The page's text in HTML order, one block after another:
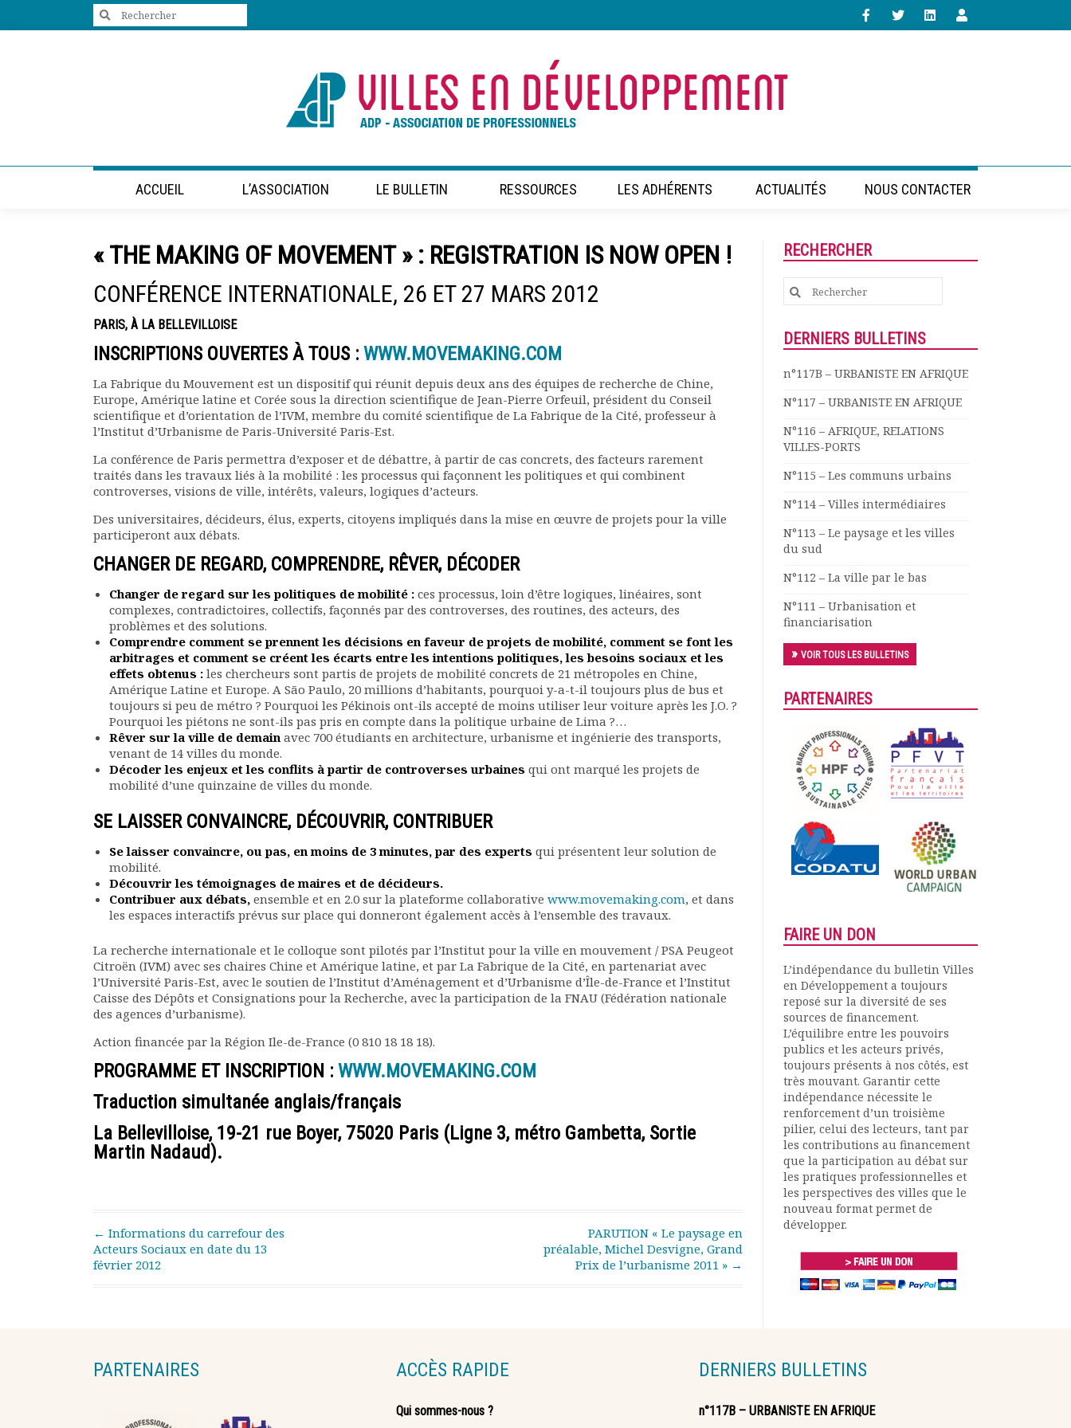
Vie de l’association
Assemblées générales
Comptes rendus mensuels
Rapports financiers
Nous rejoindre
Comité de rédaction
Bulletins Villes en
Dîners débats
Journées d’études
Concours vidéo
Publications et rapports
Search
ACCUEIL L’ASSOCIATION LE BULLETIN RESSOURCES LES ADHÉRENTS ACTUALITÉS NOUS CONTACTER
« THE MAKING OF MOVEMENT » : REGISTRATION IS NOW OPEN !
CONFÉRENCE INTERNATIONALE, 26 ET 27 MARS 2012
PARIS, À LA BELLEVILLOISE
INSCRIPTIONS OUVERTES À TOUS : WWW.MOVEMAKING.COM
La Fabrique du Mouvement est un dispositif qui réunit depuis deux ans des équipes de recherche de Chine,
Europe, Amérique latine et Corée sous la direction scientifique de Jean-Pierre Orfeuil, président du Conseil
scientifique et d’orientation de l’IVM, membre du comité scientifique de La Fabrique de la Cité, professeur à
l’Institut d’Urbanisme de Paris-Université Paris-Est.
La conférence de Paris permettra d’exposer et de débattre, à partir de cas concrets, des facteurs rarement
traités dans les travaux liés à la mobilité : les processus qui façonnent les politiques et qui combinent
controverses, visions de ville, intérêts, valeurs, logiques d’acteurs.
Des universitaires, décideurs, élus, experts, citoyens impliqués dans la mise en œuvre de projets pour la ville
participeront aux débats.
CHANGER DE REGARD, COMPRENDRE, RÊVER, DÉCODER
Changer de regard sur les politiques de mobilité : ces processus, loin d’être logiques, linéaires, sont
complexes, contradictoires, collectifs, façonnés par des controverses, des routines, des acteurs, des
problèmes et des solutions.
Comprendre comment se prennent les décisions en faveur de projets de mobilité, comment se font les
arbitrages et comment se créent les écarts entre les intentions politiques, les besoins sociaux et les
effets obtenus : les chercheurs sont partis de projets de mobilité concrets de 21 métropoles en Chine,
Amérique Latine et Europe. A São Paulo, 20 millions d’habitants, pourquoi y-a-t-il toujours plus de bus et
toujours si peu de métro ? Pourquoi les Pékinois ont-ils accepté de moins utiliser leur voiture après les J.O. ?
Pourquoi les piétons ne sont-ils pas pris en compte dans la politique urbaine de Lima ?…
Rêver sur la ville de demain avec 700 étudiants en architecture, urbanisme et ingénierie des transports,
venant de 14 villes du monde.
Décoder les enjeux et les conflits à partir de controverses urbaines qui ont marqué les projets de
mobilité d’une quinzaine de villes du monde.
SE LAISSER CONVAINCRE, DÉCOUVRIR, CONTRIBUER
Se laisser convaincre, ou pas, en moins de 3 minutes, par des experts qui présentent leur solution de
mobilité.
Découvrir les témoignages de maires et de décideurs.
Contribuer aux débats, ensemble et en 2.0 sur la plateforme collaborative www.movemaking.com, et dans
les espaces interactifs prévus sur place qui donneront également accès à l’ensemble des travaux.
La recherche internationale et le colloque sont pilotés par l’Institut pour la ville en mouvement / PSA Peugeot
Citroën (IVM) avec ses chaires Chine et Amérique latine, et par La Fabrique de la Cité, en partenariat avec
l’Université Paris-Est, avec le soutien de l’Institut d’Aménagement et d’Urbanisme d’Île-de-France et l’Institut
Caisse des Dépôts et Consignations pour la Recherche, avec la participation de la FNAU (Fédération nationale
des agences d’urbanisme).
Action financée par la Région Ile-de-France (0 810 18 18 18).
PROGRAMME ET INSCRIPTION : WWW.MOVEMAKING.COM
Traduction simultanée anglais/français
La Bellevilloise, 19-21 rue Boyer, 75020 Paris (Ligne 3, métro Gambetta, Sortie
Martin Nadaud).
Post navigation
← Informations du carrefour des
Acteurs Sociaux en date du 13
février 2012
PARUTION « Le paysage en
préalable, Michel Desvigne, Grand
Prix de l’urbanisme 2011 » →
RECHERCHER
Search
for:
DERNIERS BULLETINS
n°117B – URBANISTE EN AFRIQUE
N°117 – URBANISTE EN AFRIQUE
N°116 – AFRIQUE, RELATIONS
VILLES-PORTS
N°115 – Les communs urbains
N°114 – Villes intermédiaires
N°113 – Le paysage et les villes
du sud
N°112 – La ville par le bas
N°111 – Urbanisation et
financiarisation
VOIR TOUS LES BULLETINS
PARTENAIRES
FAIRE UN DON
L’indépendance du bulletin Villes
en Développement a toujours
reposé sur la diversité de ses
sources de financement.
L’équilibre entre les pouvoirs
publics et les acteurs privés,
toujours présents à nos côtés, est
très mouvant. Garantir cette
indépendance nécessite le
renforcement d’un troisième
pilier, celui des lecteurs, tant par
les contributions au financement
que la participation au débat sur
les pratiques professionnelles et
les perspectives des villes que le
nouveau format permet de
développer.
PARTENAIRES ACCÈS RAPIDE
Qui sommes-nous ?
DERNIERS BULLETINS
n°117B – URBANISTE EN AFRIQUE